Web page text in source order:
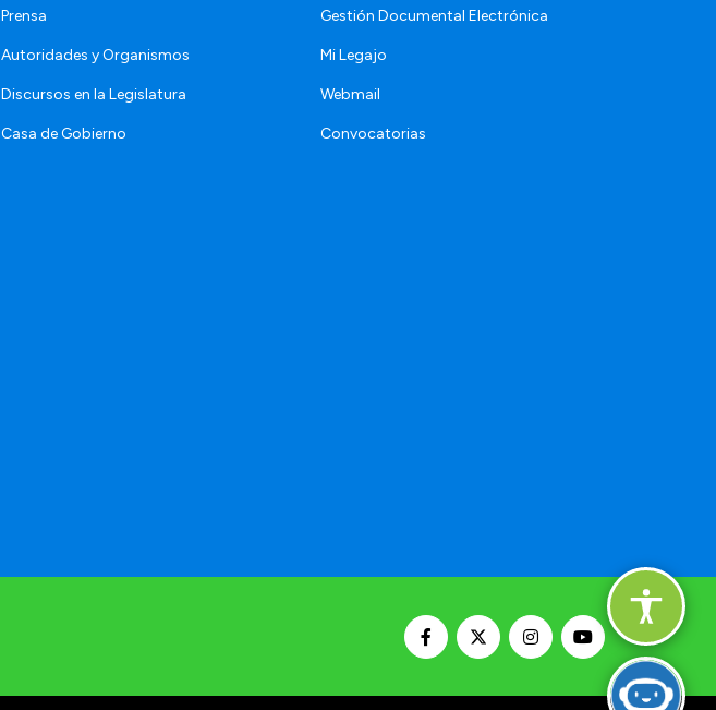
Prensa
Autoridades y Organismos
Discursos en la Legislatura
Casa de Gobierno
Gestión Documental Electrónica
Mi Legajo
Webmail
Convocatorias